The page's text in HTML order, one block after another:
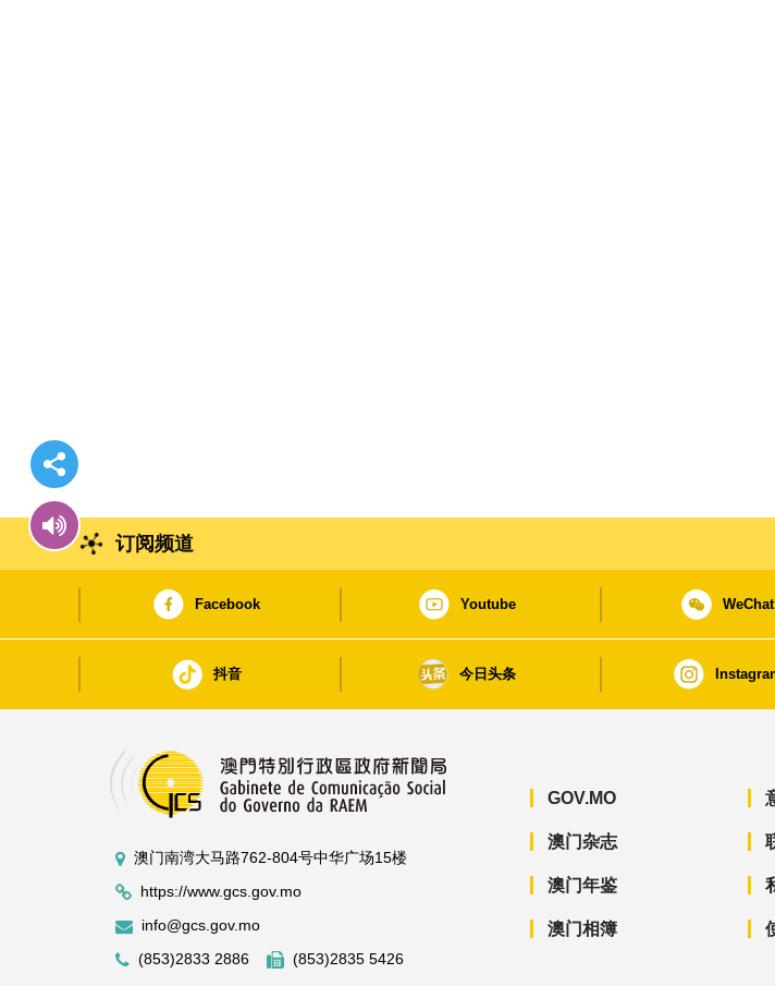
订阅频道
Facebook Youtube WeChat
抖音 今日头条
澳门南湾大马路762-804号中华广场15楼
https://www.gcs.gov.mo
info@gcs.gov.mo
(853)2833 2886
(853)2835 5426
GOV.MO
澳门杂志
澳门年鉴
澳门相簿